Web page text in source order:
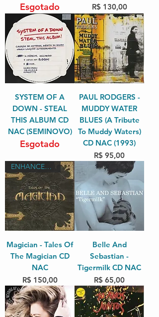
Esgotado
Preço
R$ 130,00
SYSTEM OF A
DOWN - STEAL
THIS ALBUM CD
NAC (SEMINOVO)
Esgotado
PAUL RODGERS -
MUDDY WATER
BLUES (A Tribute
To Muddy Waters)
CD NAC (1993)
Preço
R$ 95,00
ENHANCED EDITION / RARIDADES
Magician - Tales Of
The Magician CD
NAC
Preço
R$ 150,00
Belle And
Sebastian -
Tigermilk CD NAC
Preço
R$ 65,00